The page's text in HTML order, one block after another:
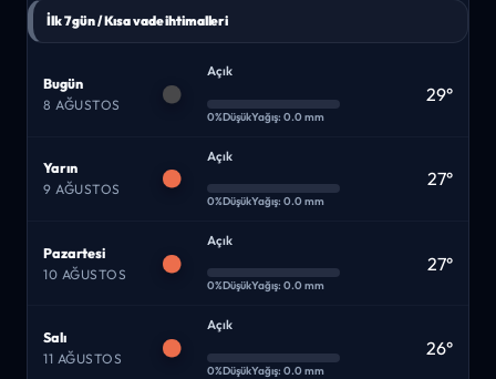
İlk 7 gün / Kısa vade ihtimalleri
Bugün
8 AĞUSTOS
Açık
0%DüşükYağış: 0.0 mm
29°
Yarın
9 AĞUSTOS
Açık
0%DüşükYağış: 0.0 mm
27°
Pazartesi
10 AĞUSTOS
Açık
0%DüşükYağış: 0.0 mm
27°
Salı
11 AĞUSTOS
Açık
0%DüşükYağış: 0.0 mm
26°